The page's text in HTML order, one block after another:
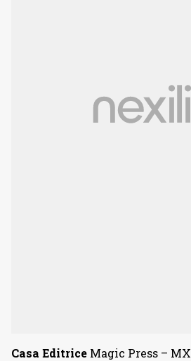
Casa Editrice Magic Press – MX